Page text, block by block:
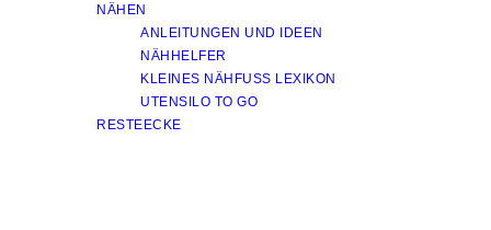
NÄHEN
ANLEITUNGEN UND IDEEN
NÄHHELFER
KLEINES NÄHFUSS LEXIKON
UTENSILO TO GO
RESTEECKE